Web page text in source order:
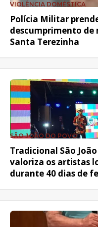
VIOLÊNCIA DOMÉSTICA
Polícia Militar
descumprimento
Santa Terezinha
SÃO JOÃO DO POVO
Tradicional São
valoriza os artistas
durante 40 dias de